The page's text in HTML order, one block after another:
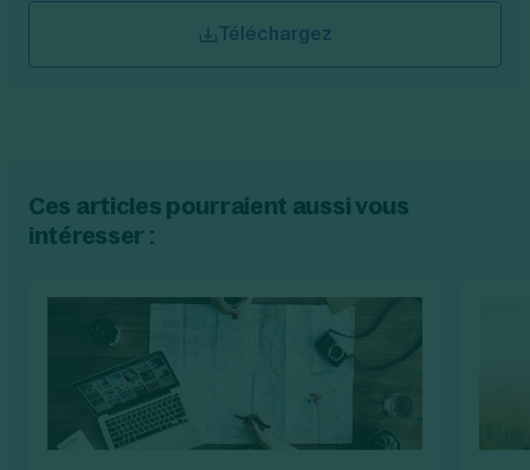
Téléchargez
Ces articles pourraient aussi vous
intéresser :